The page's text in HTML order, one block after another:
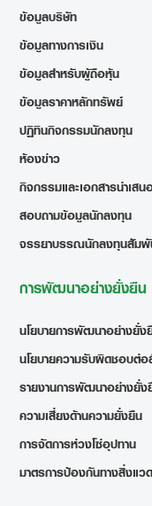
ข้อมูลบริษัท
ข้อมูลทางการเงิน
ข้อมูลสำหรับผู้ถือหุ้น
ข้อมูลราคาหลักทรัพย์
ปฏิทินกิจกรรมนักลงทุน
ห้องข่าว
กิจกรรมและเอกสารนำเสน
สอบถามข้อมูลนักลงทุน
จรรยาบรรณนักลงทุนสัม
การพัฒนาอย่างยั่งยืน
นโยบายการพัฒนาอย่างยั่ง
นโยบายความรับผิดชอบต่
รายงานการพัฒนาอย่างยั่
ความเสี่ยงด้านความยั่งยืน
การจัดการห่วงโซ่อุปทาน
มาตรการป้องกันทางสิ่งแว